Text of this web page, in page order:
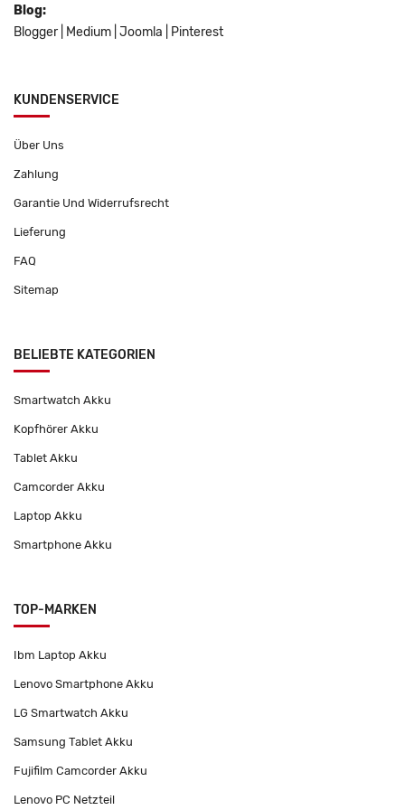
Blog:
Blogger
Medium Joomla Pinterest
KUNDENSERVICE
Über Uns
Zahlung
Garantie Und Widerrufsrecht
Lieferung
FAQ
Sitemap
BELIEBTE KATEGORIEN
Smartwatch Akku
Kopfhörer Akku
Tablet Akku
Camcorder Akku
Laptop Akku
Smartphone Akku
TOP-MARKEN
Ibm Laptop Akku
Lenovo Smartphone Akku
LG Smartwatch Akku
Samsung Tablet Akku
Fujifilm Camcorder Akku
Lenovo PC Netzteil